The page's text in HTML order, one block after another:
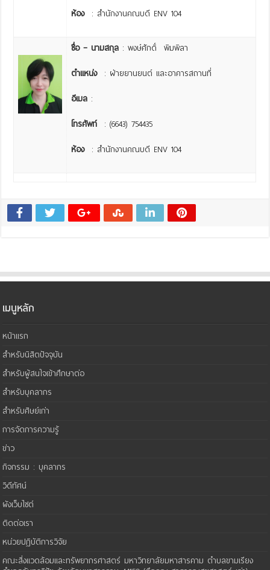
ห้อง : สำนักงานคณบดี ENV 104
ชื่อ – นามสกุล : พงษ์ศักดิ์ พิมพิลา
ตำแหน่ง: ฝ่ายยานยนต์ และอาคารสถานที่
อีเมล :
โทรศัพท์: (6643) 754435
ห้อง : สำนักงานคณบดี ENV 104
เมนูหลัก
หน้าแรก
สำหรับนิสิตปัจจุบัน
สำหรับผู้สนใจเข้าศึกษาต่อ
สำหรับบุคลากร
สำหรับศิษย์เก่า
การจัดการความรู้
ข่าว
กิจกรรม : บุคลากร
วิดีทัศน์
ผังเว็บไซต์
ติดต่อเรา
หน่วยปฏิบัติการวิจัย
คณะสิ่งแวดล้อมและทรัพยากรศาสตร์ มหาวิทยาลัยมหาสารคาม ตำบลขามเรียง